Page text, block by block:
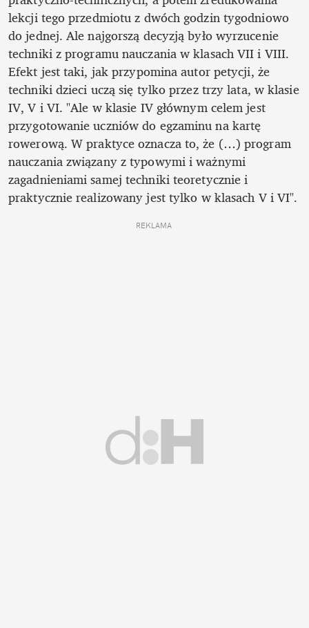
lekcji tego przedmiotu z dwóch godzin tygodniowo
do jednej. Ale najgorszą decyzją było wyrzucenie
techniki z programu nauczania w klasach VII i VIII.
Efekt jest taki, jak przypomina autor petycji, że
techniki dzieci uczą się tylko przez trzy lata, w klasie
IV, V i VI. "Ale w klasie IV głównym celem jest
przygotowanie uczniów do egzaminu na kartę
rowerową. W praktyce oznacza to, że (…) program
nauczania związany z typowymi i ważnymi
zagadnieniami samej techniki teoretycznie i
praktycznie realizowany jest tylko w klasach V i VI".
REKLAMA